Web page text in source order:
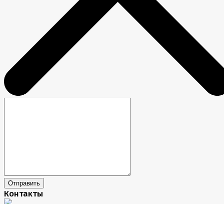
Отправить
Контакты